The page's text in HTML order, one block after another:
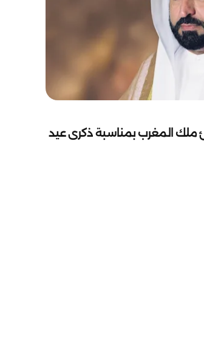
ملك المغرب بمناسبة ذكرى عيد